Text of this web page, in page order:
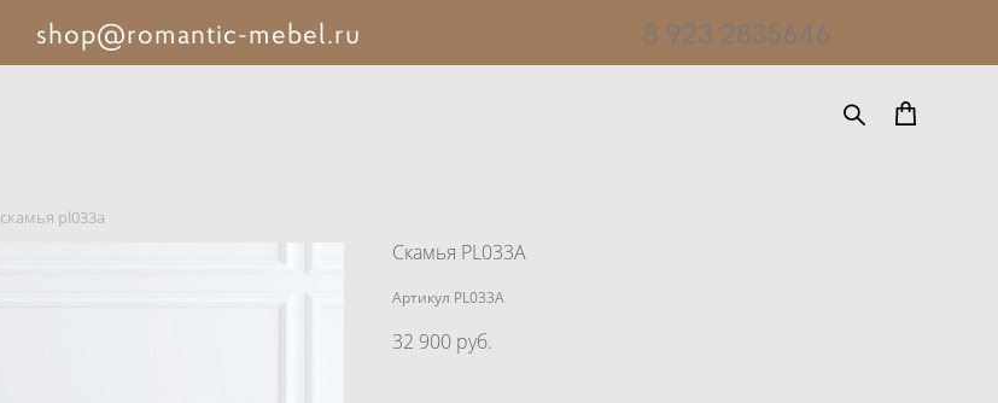
shop@romantic-mebel.ru 8 923 2835646
скамья pl033a
Скамья PL033A
Артикул PL033A
32 900 pуб.